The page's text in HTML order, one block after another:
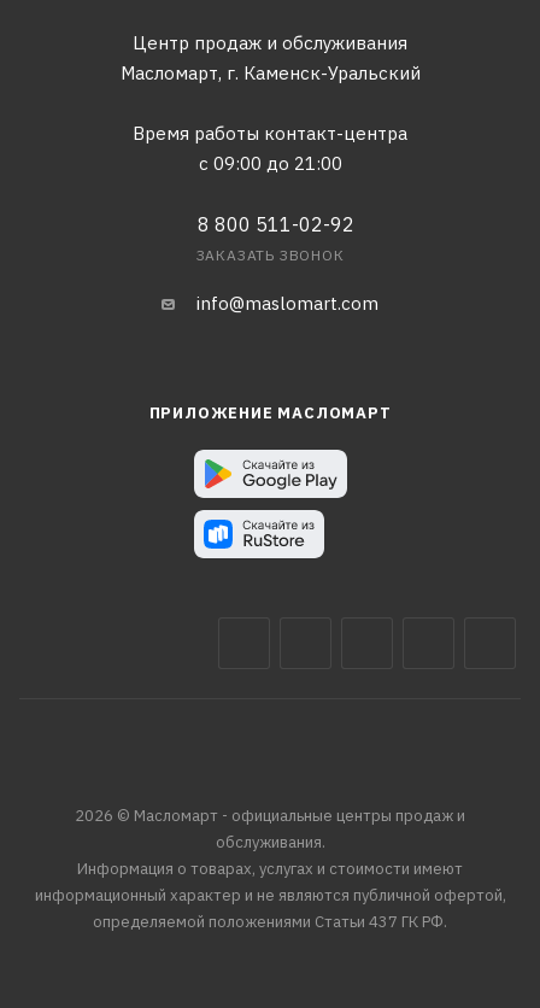
Центр продаж и обслуживания
Масломарт, г. Каменск-Уральский
Время работы контакт-центра
с 09:00 до 21:00
8 800 511-02-92
ЗАКАЗАТЬ ЗВОНОК
info@maslomart.com
ПРИЛОЖЕНИЕ МАСЛОМАРТ
2026 © Масломарт - официальные центры продаж и
обслуживания.
Информация о товарах, услугах и стоимости имеют
информационный характер и не являются публичной офертой,
определяемой положениями Статьи 437 ГК РФ.